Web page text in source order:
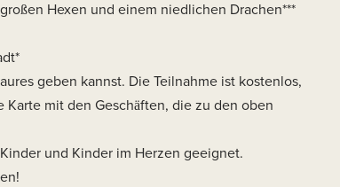
Hexen und einem niedlichen Drachen***
geben kannst. Die Teilnahme ist kostenlos,
mit den Geschäften, die zu den oben
und Kinder im Herzen geeignet.